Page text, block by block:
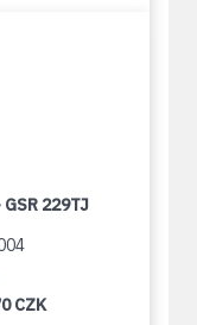
GSR 229TJ
CZK